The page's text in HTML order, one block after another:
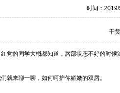
时间：
干
党的同学大概都知道，唇部状态不好的时
就来聊一聊，如何呵护你娇嫩的双唇。